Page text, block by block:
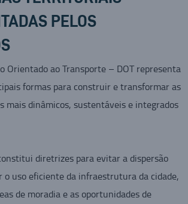
PELOS
Orientado ao Transporte – DOT representa
formas para construir e transformar as
mais dinâmicos, sustentáveis e integrados
diretrizes para evitar a dispersão
o uso eficiente da infraestrutura da cidade,
de moradia e as oportunidades de